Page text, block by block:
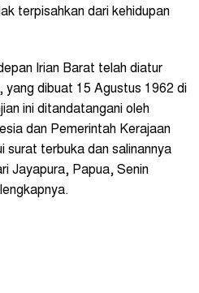
terpisahkan dari kehidupan
Irian Barat telah diatur
yang dibuat 15 Agustus 1962 di
ini ditandatangani oleh
dan Pemerintah Kerajaan
surat terbuka dan salinannya
Jayapura, Papua, Senin